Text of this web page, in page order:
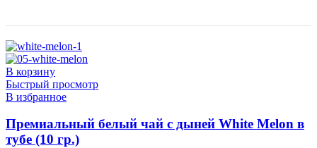
В корзину
Быстрый просмотр
В избранное
Премиальный белый чай с дыней White Melon в
тубе (10 гр.)